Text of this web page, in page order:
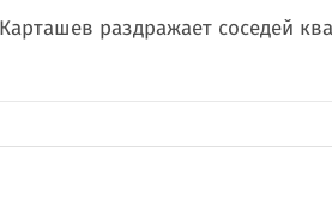
Карташев раздражает соседей